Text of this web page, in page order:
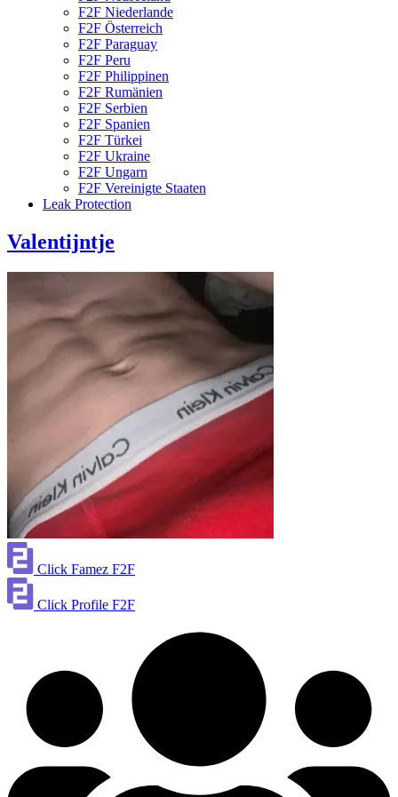
F2F Niederlande
F2F Österreich
F2F Paraguay
F2F Peru
F2F Philippinen
F2F Rumänien
F2F Serbien
F2F Spanien
F2F Türkei
F2F Ukraine
F2F Ungarn
F2F Vereinigte Staaten
Leak Protection
Valentijntje
Click Famez F2F
Click Profile F2F